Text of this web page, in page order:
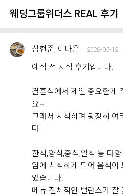
웨딩그룹위더스
Withus 2,176
웨딩그룹위더스 REAL 후기
심현준, 이다은 2026-05-12
예식 전 시식 후기입니다.
결혼식에서 제일 중요한게
요~
그래서 시식하며 굉장히 여
다 !
한식,양식,중식,일식 등 다
임에 시식하게 되어 음식이
었습니다.
메뉴 전체적인 밸런스가 잘